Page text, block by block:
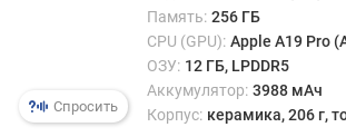
ь
д
Спросить
Память: 256 ГБ
CPU (GPU): Apple A19 Pro
ОЗУ: 12 ГБ, LPDDR5
Аккумулятор: 3988 мАч
Корпус: керамика, 206 г,